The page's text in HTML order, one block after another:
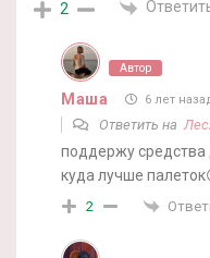
2
Автор
Маша 6 лет
Ответить на
поддержу средства
куда лучше
2